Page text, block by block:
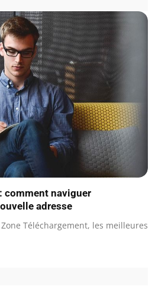
comment naviguer
adresse
Téléchargement, les meilleures